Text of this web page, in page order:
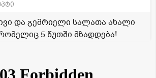
და გემრიელი სალათა ახალი
5 წუთში მზადდება!